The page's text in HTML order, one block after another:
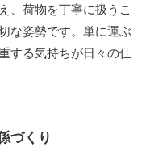
、荷物を丁寧に扱うこ
な姿勢です。単に運ぶ
する気持ちが日々の仕
づくり